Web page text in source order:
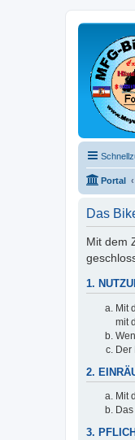
Portal
Das
Mit dem
1.
Mit
mit
Der
2.
Mit
3.